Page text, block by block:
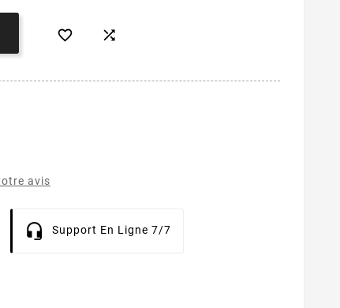
 
avis
Support En Ligne 7/7